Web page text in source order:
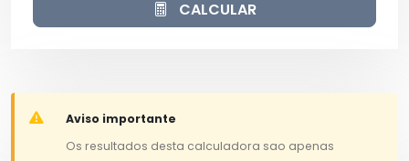
CALCULAR
Aviso importante
Os resultados desta calculadora sao apenas